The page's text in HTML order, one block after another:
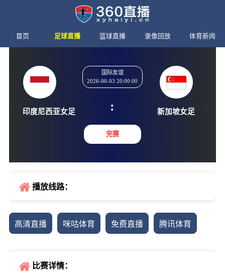
首页 足球直播 篮球直播 录像回放 体育新闻
印度尼西亚女足
国际友谊
2026-06-03 20:00:00
:
完赛
播放线路：
高清直播 咪咕体育 免费直播 腾讯体育
比赛详情：